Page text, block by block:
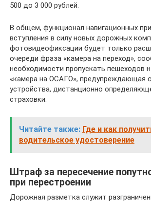
500 до 3 000 рублей.
В общем, функционал навигационных
вступления в силу новых дорожных
фотовидеофиксации будет только
очереди фраза «камера на переход»,
необходимости пропускать пешеходов
«камера на ОСАГО», предупреждающая
устройства, дистанционно
страховки.
Читайте также: Где и как
водительское удостоверение
Штраф за пересечение
при перестроении
Дорожная разметка служит